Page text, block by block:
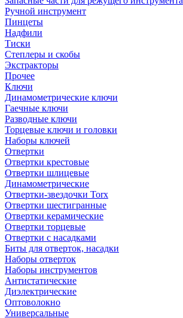
Ручной инструмент
Пинцеты
Надфили
Тиски
Степлеры и скобы
Экстракторы
Прочее
Ключи
Динамометрические ключи
Гаечные ключи
Разводные ключи
Торцевые ключи и головки
Наборы ключей
Отвертки
Отвертки крестовые
Отвертки шлицевые
Динамометрические
Отвертки-звездочки Torx
Отвертки шестигранные
Отвертки керамические
Отвертки торцевые
Отвертки с насадками
Биты для отверток, насадки
Наборы отверток
Наборы инструментов
Антистатические
Диэлектрические
Оптоволокно
Универсальные